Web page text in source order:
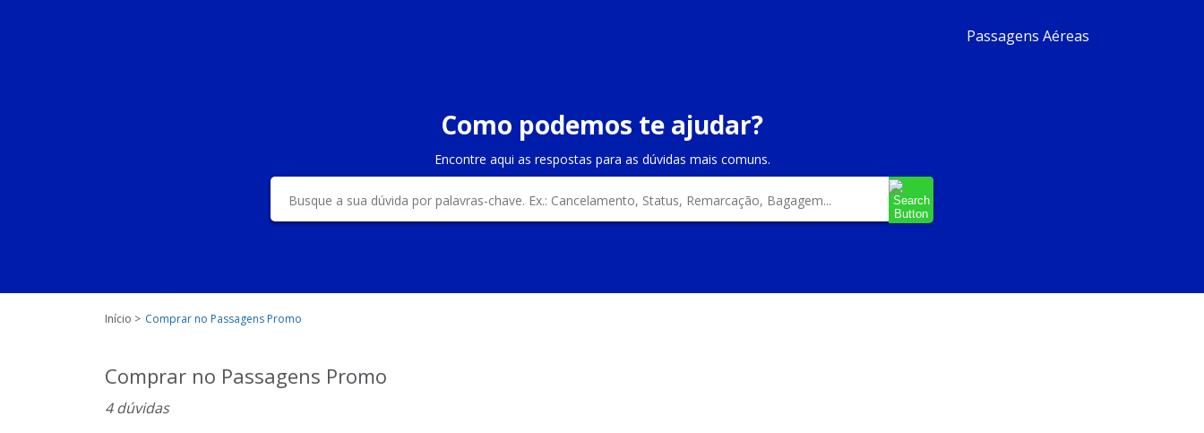
Passagens Aéreas
Como podemos te ajudar?
Encontre aqui as respostas para as dúvidas mais comuns.
Início Comprar no Passagens Promo
Comprar no Passagens Promo
4 dúvidas